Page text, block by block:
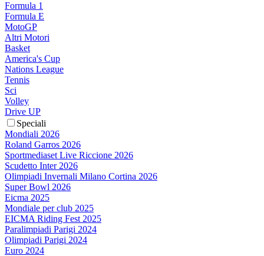
Formula 1
Formula E
MotoGP
Altri Motori
Basket
America's Cup
Nations League
Tennis
Sci
Volley
Drive UP
Speciali
Mondiali 2026
Roland Garros 2026
Sportmediaset Live Riccione 2026
Scudetto Inter 2026
Olimpiadi Invernali Milano Cortina 2026
Super Bowl 2026
Eicma 2025
Mondiale per club 2025
EICMA Riding Fest 2025
Paralimpiadi Parigi 2024
Olimpiadi Parigi 2024
Euro 2024